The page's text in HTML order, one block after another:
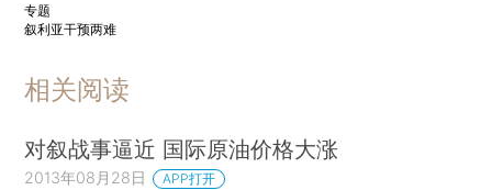
专题
叙利亚干预两难
相关阅读
对叙战事逼近 国际原油价格大涨
2013年08月28日 APP打开